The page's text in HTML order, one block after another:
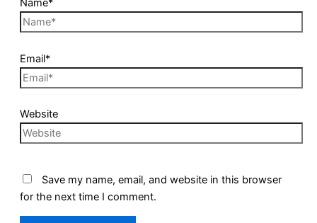
Name*
Email*
Website
Save my name, email, and website in this browser
for the next time I comment.